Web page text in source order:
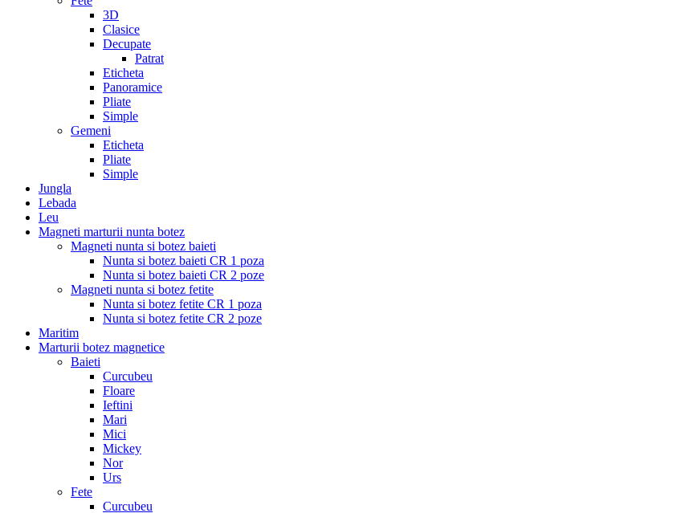
3D
Clasice
Decupate
Patrat
Eticheta
Panoramice
Pliate
Simple
Gemeni
Eticheta
Pliate
Simple
Jungla
Lebada
Leu
Magneti marturii nunta botez
Magneti nunta si botez baieti
Nunta si botez baieti CR 1 poza
Nunta si botez baieti CR 2 poze
Magneti nunta si botez fetite
Nunta si botez fetite CR 1 poza
Nunta si botez fetite CR 2 poze
Maritim
Marturii botez magnetice
Baieti
Curcubeu
Floare
Ieftini
Mari
Mici
Mickey
Nor
Urs
Fete
Curcubeu